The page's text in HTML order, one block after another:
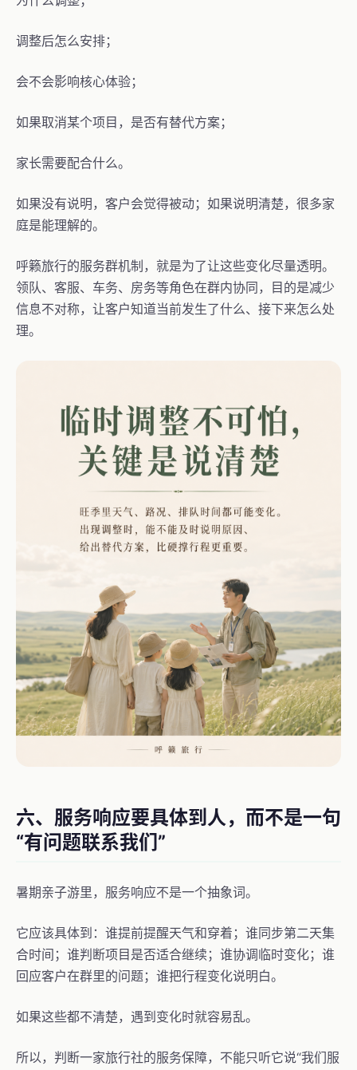
调整后怎么安排；
会不会影响核心体验；
如果取消某个项目，是否有替代方案；
家长需要配合什么。
如果没有说明，客户会觉得被动；如果说明清楚，很多家
庭是能理解的。
呼籁旅行的服务群机制，就是为了让这些变化尽量透明。
领队、客服、车务、房务等角色在群内协同，目的是减少
信息不对称，让客户知道当前发生了什么、接下来怎么处
理。
六、服务响应要具体到人，而不是一句
“有问题联系我们”
暑期亲子游里，服务响应不是一个抽象词。
它应该具体到：谁提前提醒天气和穿着；谁同步第二天集
合时间；谁判断项目是否适合继续；谁协调临时变化；谁
回应客户在群里的问题；谁把行程变化说明白。
如果这些都不清楚，遇到变化时就容易乱。
所以，判断一家旅行社的服务保障，不能只听它说“我们服